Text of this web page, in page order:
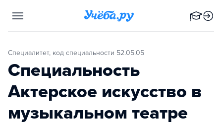
Специалитет, код специальности 52.05.05
Специальность
Актерское искусство в
музыкальном театре